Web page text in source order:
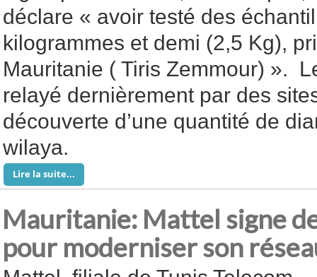
déclare « avoir testé des
kilogrammes et demi (2,5 Kg),
Mauritanie ( Tiris Zemmour) ».
relayé dernièrement par des
découverte d’une quantité de
wilaya.
Lire la suite...
Mauritanie: Mattel signe
pour moderniser son